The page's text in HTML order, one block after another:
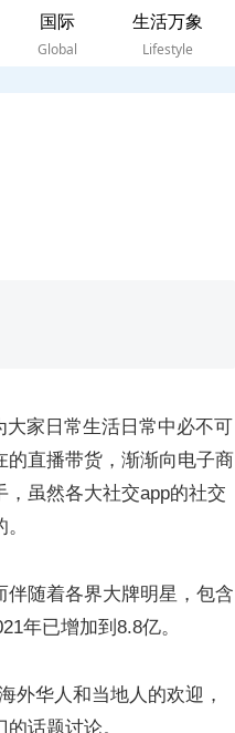
国际
Global
生活万象
Lifestyle
家日常生活日常中必不可
的直播带货，渐渐向电子商
虽然各大社交app的社交
随着各界大牌明星，包含
年已增加到8.8亿。
外华人和当地人的欢迎，
话题讨论。